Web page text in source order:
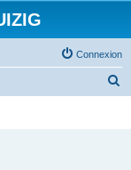
Connexion